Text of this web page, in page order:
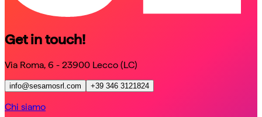
Get in touch!
Via Roma, 6 - 23900 Lecco (LC)
info@sesamosrl.com +39 346 3121824
Chi siamo